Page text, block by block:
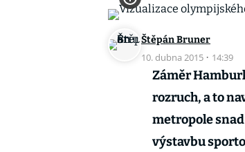
Štěpán Bruner
10. dubna 2015 · 14:39
Záměr
rozruch, a to
metropole
výstavbu